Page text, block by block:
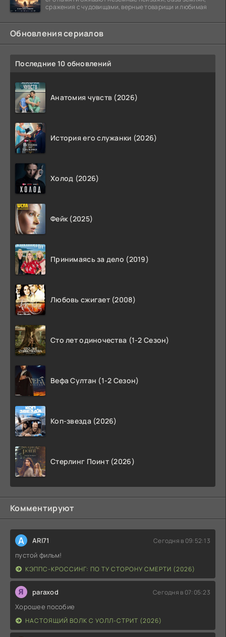
сражения с чудовищами, верные товарищи и любимая
Обновления сериалов
Последние 10 обновлений
Анатомия чувств (2026)
История его служанки (2026)
Холод (2026)
Фейк (2025)
Принимаясь за дело (2019)
Любовь сжигает (2008)
Сто лет одиночества (1-2 Сезон)
Вефа Султан (1-2 Сезон)
Коп-звезда (2026)
Стерлинг Поинт (2026)
Комментируют
A ARI71 Сегодня в 09:52:13
пустой фильм!
КЭППС-КРОССИНГ: ПО ТУ СТОРОНУ СМЕРТИ (2026)
paraxod Сегодня в 07:05:23
Хорошее пособие
НАСТОЯЩИЙ ВОЛК С УОЛЛ-СТРИТ (2026)